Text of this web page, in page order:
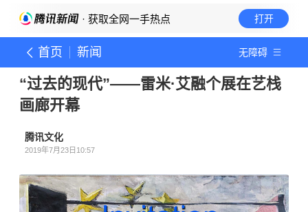
· 获取全网一手热点 打开
首页 新闻 无障碍
“过去的现代”——雷米·艾融个展在艺栈
画廊开幕
腾讯文化
2019年7月23日10:57